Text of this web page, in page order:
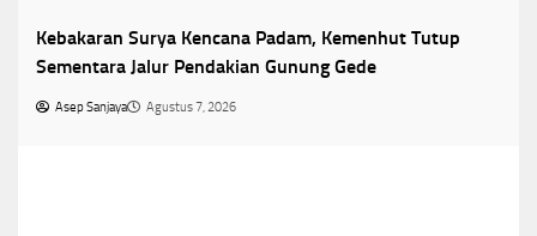
Kebakaran Surya Kencana Padam, Kemenhut Tutup
Sementara Jalur Pendakian Gunung Gede
Asep Sanjaya Agustus 7, 2026